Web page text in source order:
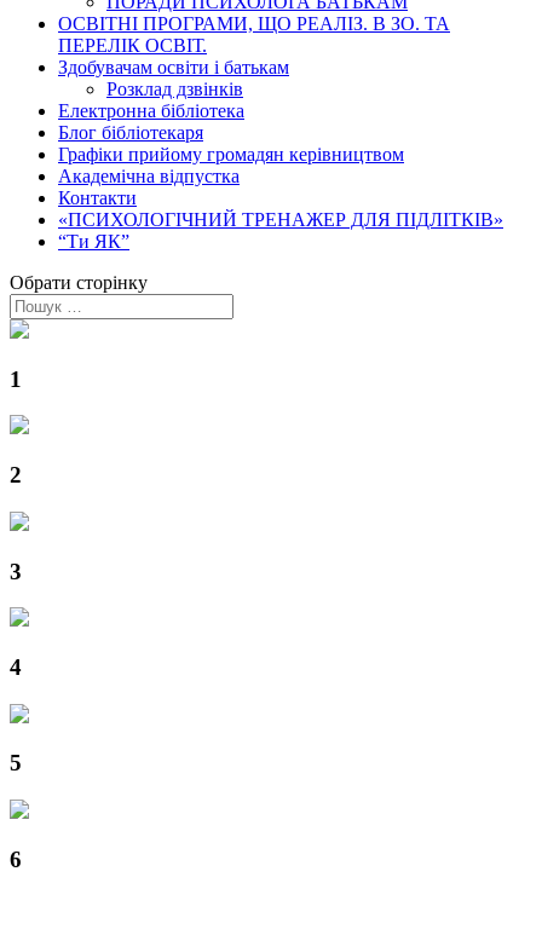
ОСВІТНІ ПРОГРАМИ, ЩО РЕАЛІЗ. В ЗО. ТА
ПЕРЕЛІК ОСВІТ.
Здобувачам освіти і батькам
Розклад дзвінків
Електронна бібліотека
Блог бібліотекаря
Графіки прийому громадян керівництвом
Академічна відпустка
Контакти
«ПСИХОЛОГІЧНИЙ ТРЕНАЖЕР ДЛЯ ПІДЛІТКІВ»
“Ти ЯК”
Обрати сторінку
1
2
3
4
5
6